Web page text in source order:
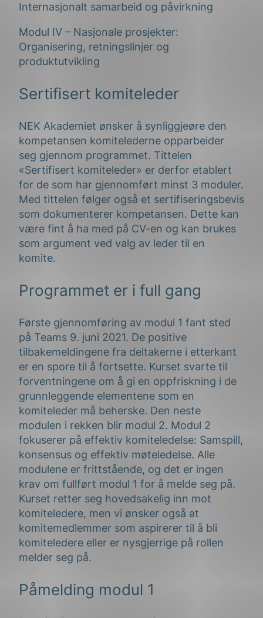
Internasjonalt samarbeid og påvirkning
Modul IV – Nasjonale prosjekter:
Organisering, retningslinjer og
produktutvikling
Sertifisert komiteleder
NEK Akademiet ønsker å synliggjeøre den
kompetansen komitelederne opparbeider
seg gjennom programmet. Tittelen
«Sertifisert komiteleder» er derfor etablert
for de som har gjennomført minst 3 moduler.
Med tittelen følger også et sertifiseringsbevis
som dokumenterer kompetansen. Dette kan
være fint å ha med på CV-en og kan brukes
som argument ved valg av leder til en
komite.
Programmet er i full gang
Første gjennomføring av modul 1 fant sted
på Teams 9. juni 2021. De positive
tilbakemeldingene fra deltakerne i etterkant
er en spore til å fortsette. Kurset svarte til
forventningene om å gi en oppfriskning i de
grunnleggende elementene som en
komiteleder må beherske. Den neste
modulen i rekken blir modul 2. Modul 2
fokuserer på effektiv komiteledelse: Samspill,
konsensus og effektiv møteledelse. Alle
modulene er frittstående, og det er ingen
krav om fullført modul 1 for å melde seg på.
Kurset retter seg hovedsakelig inn mot
komiteledere, men vi ønsker også at
komitemedlemmer som aspirerer til å bli
komiteledere eller er nysgjerrige på rollen
melder seg på.
Påmelding modul 1